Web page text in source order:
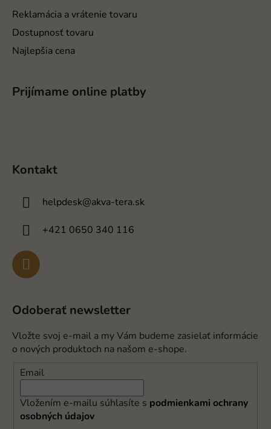
p
i
Reklamácia a vrátenie tovaru
Dostupnosť tovaru
Najlepšia cena
Prijímame online platby
Kontakt
helpdesk@akva-tera.sk
+421 0650 340 116
Odoberať newsletter
Vložte svoj e-mail a my Vám budeme zasielať informácie
o nových produktoch na našom e-shope.
Email
Vložením e-mailu súhlasíte s podmienkami ochrany
osobných údajov